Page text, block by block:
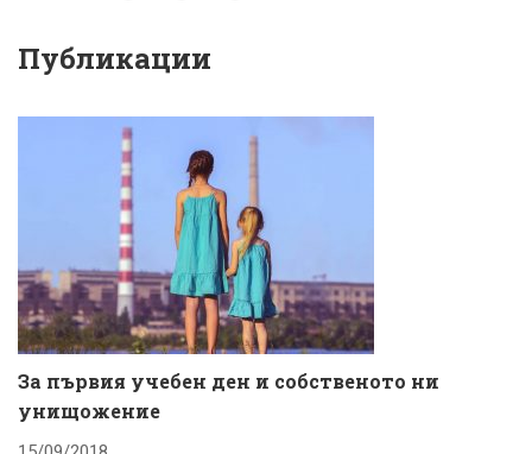
Публикации
За първия учебен ден и собственото ни
унищожение